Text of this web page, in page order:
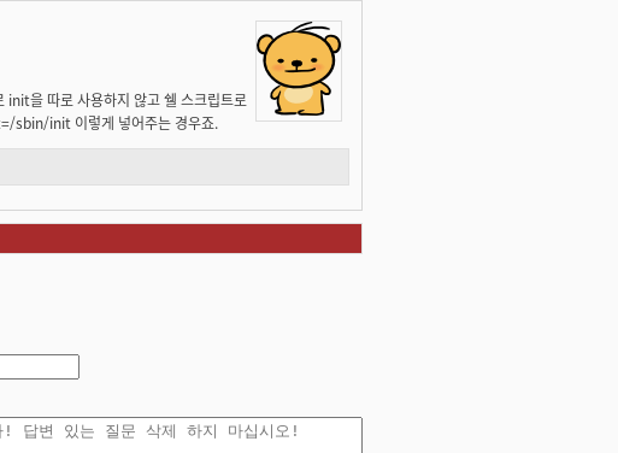
을 따로 사용하지 않고 쉘 스크립트로
sbin/init 이렇게 넣어주는 경우죠.